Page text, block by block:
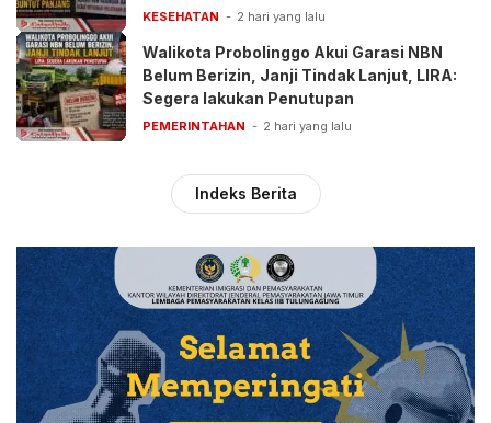
Pelayanan BPJS
KESEHATAN 2 hari yang lalu
Walikota Probolinggo Akui Garasi NBN
Belum Berizin, Janji Tindak Lanjut, LIRA:
Segera lakukan Penutupan
PEMERINTAHAN 2 hari yang lalu
Indeks Berita